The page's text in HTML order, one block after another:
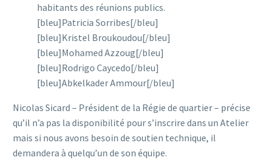
habitants des réunions publics.
[bleu]Patricia Sorribes[/bleu]
[bleu]Kristel Broukoudou[/bleu]
[bleu]Mohamed Azzoug[/bleu]
[bleu]Rodrigo Caycedo[/bleu]
[bleu]Abkelkader Ammour[/bleu]
Nicolas Sicard – Président de la Régie de quartier – précise
qu’il n’a pas la disponibilité pour s’inscrire dans un Atelier
mais si nous avons besoin de soutien technique, il
demandera à quelqu’un de son équipe.